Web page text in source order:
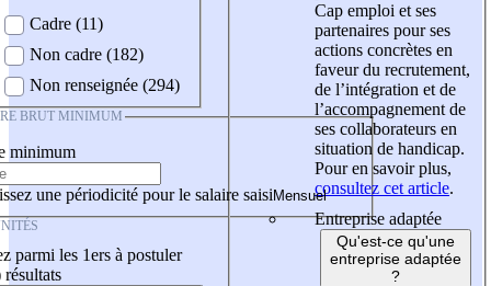
Cadre (11)
Non cadre (182)
Non renseignée (294)
BRUT MINIMUM
minimum
une périodicité pour le salaire saisi
parmi les 1ers à postuler
résultats
Cap emploi et ses
partenaires pour ses
actions concrètes en
faveur du recrutement,
de l’intégration et de
l’accompagnement de
ses collaborateurs en
situation de handicap.
Pour en savoir plus,
consultez cet article.
Entreprise adaptée
Qu'est-ce qu'une
entreprise adaptée
?